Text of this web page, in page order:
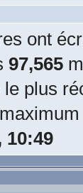
ont
97,565
plus
10:49